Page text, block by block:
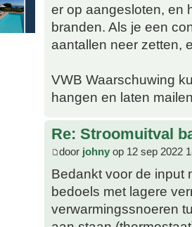
er op aangesloten, en
branden. Als je een
aantallen neer zetten,
VWB Waarschuwing
hangen en laten
Re: Stroomuitval
door johny op 12 sep 2022
Bedankt voor de input
bedoels met lagere
verwarmingssnoeren